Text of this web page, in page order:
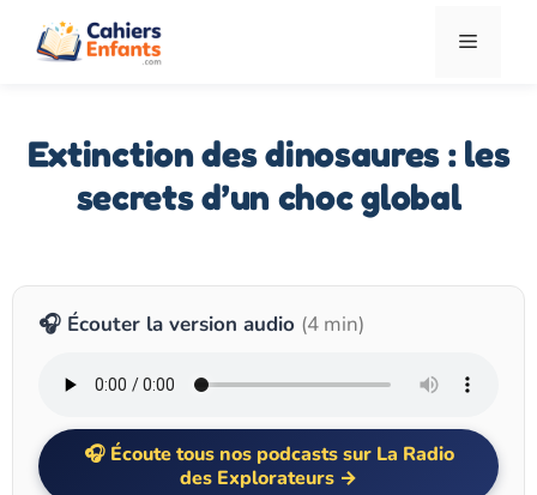
Menu
Extinction des dinosaures : les
secrets d’un choc global
🎧 Écouter la version audio (4 min)
Écoute tous nos podcasts sur La Radio
des Explorateurs →